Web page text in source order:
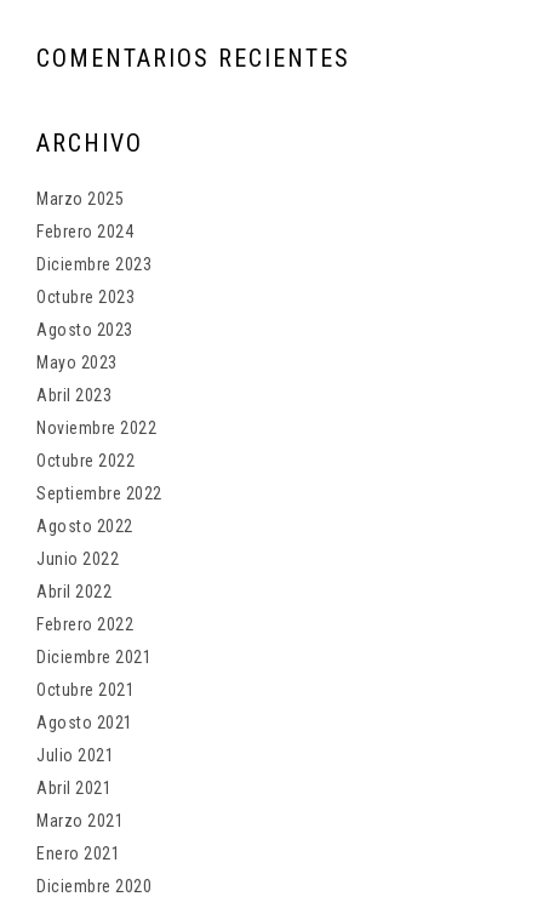
COMENTARIOS RECIENTES
ARCHIVO
Marzo 2025
Febrero 2024
Diciembre 2023
Octubre 2023
Agosto 2023
Mayo 2023
Abril 2023
Noviembre 2022
Octubre 2022
Septiembre 2022
Agosto 2022
Junio 2022
Abril 2022
Febrero 2022
Diciembre 2021
Octubre 2021
Agosto 2021
Julio 2021
Abril 2021
Marzo 2021
Enero 2021
Diciembre 2020